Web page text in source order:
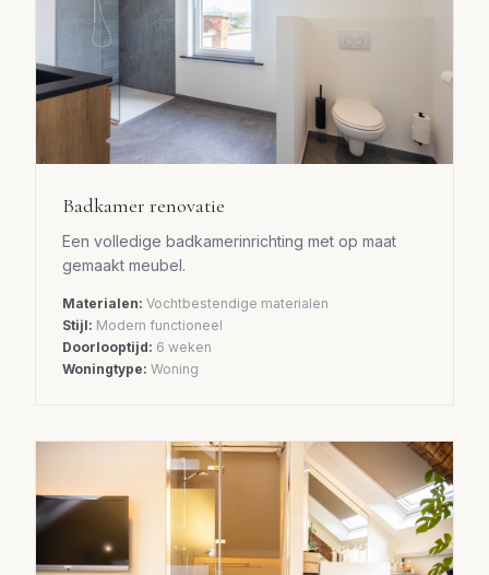
Badkamer renovatie
Een volledige badkamerinrichting met op maat
gemaakt meubel.
Materialen: Vochtbestendige materialen
Stijl: Modern functioneel
Doorlooptijd: 6 weken
Woningtype: Woning